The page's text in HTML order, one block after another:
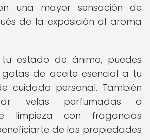
una mayor sensación de
de la exposición al aroma
estado de ánimo, puedes
de aceite esencial a tu
cuidado personal. También
velas perfumadas o
limpieza con fragancias
de las propiedades